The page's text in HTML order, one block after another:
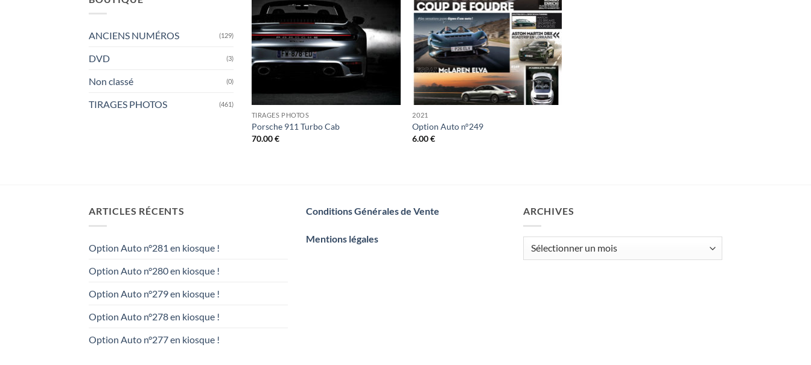
ANCIENS NUMÉROS (129)
DVD (3)
Non classé (0)
TIRAGES PHOTOS (461)
TIRAGES PHOTOS
Porsche 911 Turbo Cab
70.00€
2021
Option Auto n°249
6.00€
ARTICLES RÉCENTS
Option Auto n°281 en kiosque !
Option Auto n°280 en kiosque !
Option Auto n°279 en kiosque !
Option Auto n°278 en kiosque !
Option Auto n°277 en kiosque !
Conditions Générales de Vente
Mentions légales
ARCHIVES
Archives